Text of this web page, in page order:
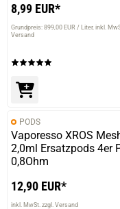
8,99 EUR*
Grundpreis: 899,00 EUR / Liter inkl.
Versand
PODS
Vaporesso XROS
2,0ml Ersatzpods 4er
0,8Ohm
12,90 EUR*
inkl. MwSt. zzgl. Versand